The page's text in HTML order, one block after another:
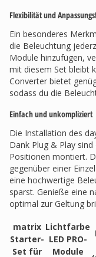
Flexibilität und
Ein besonderes
die Beleuchtung
Module hinzufügen,
mit diesem Set bleibt
Converter bietet
sodass du die
Einfach und unkompliziert
Die Installation des
Dank Plug & Play
Positionen montiert.
gegenüber einer
eine hochwertige
sparst. Genieße eine
optimal zur Geltung
matrix
Starter-
Set für
Lichtfarbe
LED PRO-
Module